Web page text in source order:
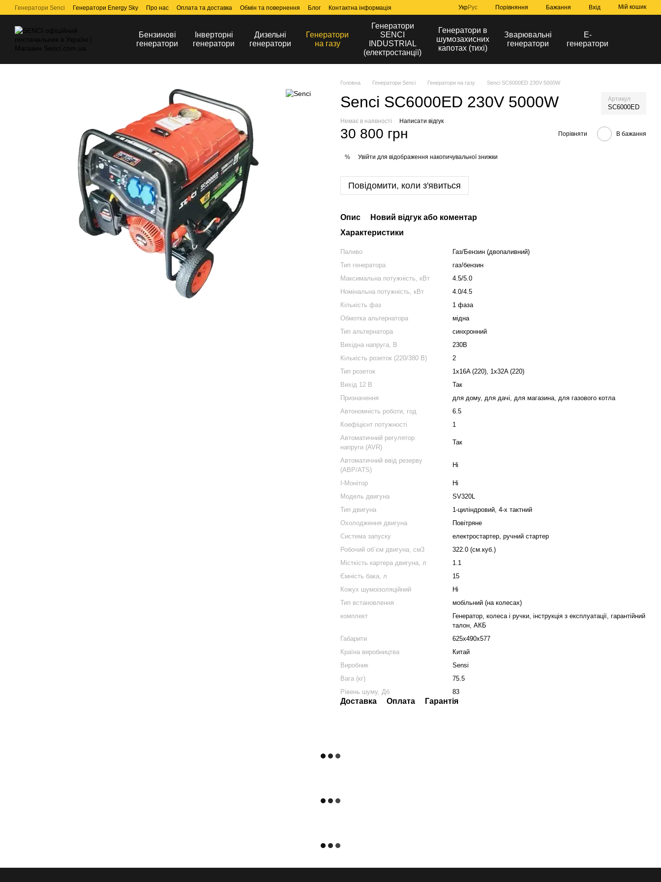
Перейти до основного контенту
Генератори Senci Генератори Energy Sky Про нас Оплата та доставка Обмін та повернення Блог Контактна інформація УкрРус Порівняння Бажання Вхід Мій кошик
Бензинові
генератори
Інверторні
генератори
Дизельні
генератори
Генератори
на газу
Генератори
SENCI
INDUSTRIAL
(електростанції)
Генератори в
шумозахисних
капотах (тихі)
Зварювальні
генератори
Е-
генератори
Головна Генератори Senci Генератори на газу Senci SC6000ED 230V 5000W
Senci SC6000ED 230V 5000W Артикул
SC6000ED
Немає в наявності Написати відгук
30 800 грн Порівняти В бажання
% Увійти для відображення накопичувальної знижки
Повідомити, коли з'явиться
Опис
Новий відгук або коментар
Характеристики
Паливо
Газ/Бензин (двопаливний)
Тип генератора
газ/бензин
Максимальна потужність, кВт
4.5/5.0
Номінальна потужність, кВт
4.0/4.5
Кількість фаз
1 фаза
Обмотка альтернатора
мідна
Тип альтернатора
синхронний
Вихідна напруга, В
230В
Кількість розеток (220/380 В)
2
Тип розеток
1x16A (220), 1x32A (220)
Вихід 12 В
Так
Призначення
для дому, для дачі, для магазина, для газового котла
Автономність роботи, год
6.5
Коефіцієнт потужності
1
Автоматичний регулятор
напруги (AVR)
Так
Автоматичний ввід резерву
(АВР/ATS)
Ні
I-Монітор
Ні
Модель двигуна
SV320L
Тип двигуна
1-циліндровий, 4-х тактний
Охолодження двигуна
Повітряне
Система запуску
електростартер, ручний стартер
Робочий об`єм двигуна, см3
322.0 (см.куб.)
Місткість картера двигуна, л
1.1
Ємність бака, л
15
Кожух шумоізоляційний
Ні
Тип встановлення
мобільний (на колесах)
комплект
Генератор, колеса і ручки, інструкція з експлуатації, гарантійний
талон, АКБ
Габарити
625x490x577
Країна виробництва
Китай
Виробник
Sensi
Вага (кг)
75.5
Рівень шуму, Дб
83
Доставка Оплата Гарантія